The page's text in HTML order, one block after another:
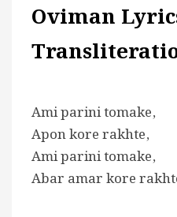
Oviman
Ami parini tomake,
Apon kore rakhte,
Ami parini tomake,
Abar amar kore